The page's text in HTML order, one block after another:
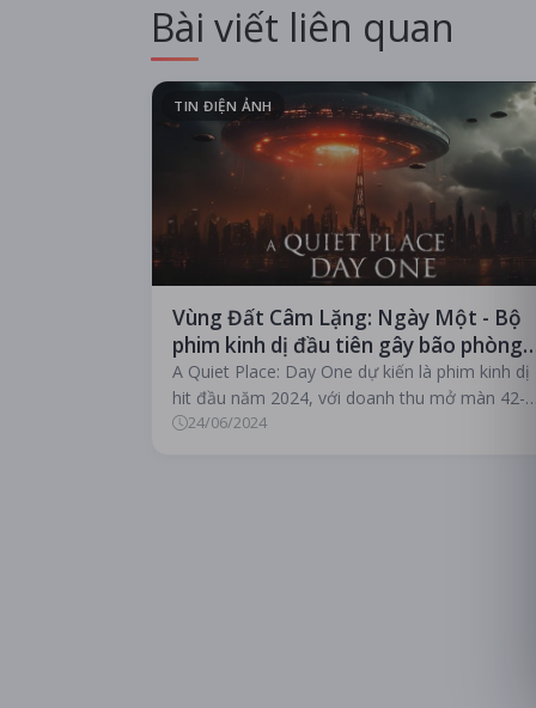
Bài viết liên quan
TIN ĐIỆN ẢNH
Vùng Đất Câm Lặng: Ngày Một - Bộ
phim kinh dị đầu tiên gây bão phòng
vé năm 2024
A Quiet Place: Day One dự kiến là phim kinh dị
hit đầu năm 2024, với doanh thu mở màn 42-
triệu USD. Phim kể về ngày đầu tiên ng...
24/06/2024